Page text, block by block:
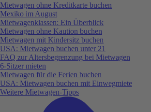
Mietwagen ohne Kreditkarte buchen
Mexiko im August
Mietwagenklassen: Ein Überblick
Mietwagen ohne Kaution buchen
Mietwagen mit Kindersitz buchen
USA: Mietwagen buchen unter 21
FAQ zur Altersbegrenzung bei Mietwagen
6-Sitzer mieten
Mietwagen für die Ferien buchen
USA: Mietwagen buchen mit Einwegmiete
Weitere Mietwagen-Tipps